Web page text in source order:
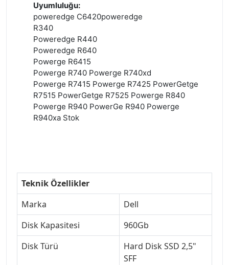
Uyumluluğu:
poweredge C6420poweredge
R340
Poweredge R440
Poweredge R640
Powerge R6415
Powerge R740 Powerge R740xd
Powerge R7415 Powerge R7425 PowerGetge
R7515 PowerGetge R7525 Powerge R840
Powerge R940 PowerGe R940 Powerge
R940xa Stok
Teknik Özellikler
Marka
Dell
Disk Kapasitesi
960Gb
Disk Türü
Hard Disk SSD 2,5"
SFF